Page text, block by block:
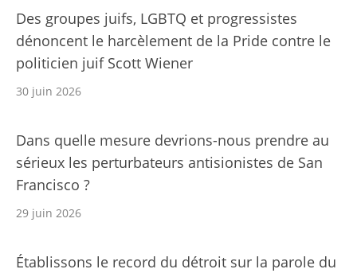
Des groupes juifs, LGBTQ et progressistes
dénoncent le harcèlement de la Pride contre le
politicien juif Scott Wiener
30 juin 2026
Dans quelle mesure devrions-nous prendre au
sérieux les perturbateurs antisionistes de San
Francisco ?
29 juin 2026
Établissons le record du détroit sur la parole du